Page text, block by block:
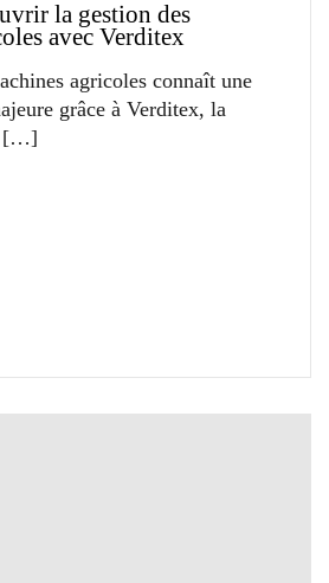
la gestion des
avec Verditex
agricoles connaît une
grâce à Verditex, la